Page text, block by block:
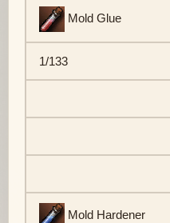
Mold Glue
1/133
Mold Hardener